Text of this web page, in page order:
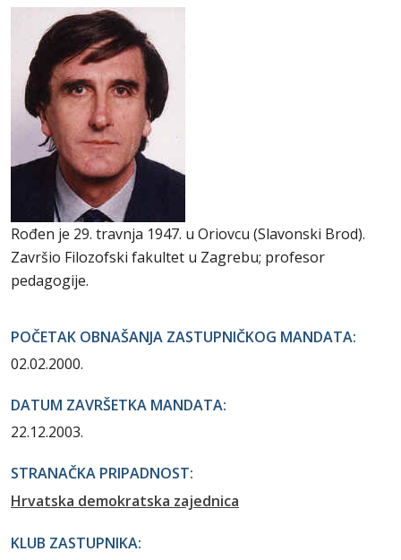
Rođen je 29. travnja 1947. u Oriovcu (Slavonski Brod).
Završio Filozofski fakultet u Zagrebu; profesor
pedagogije.
POČETAK OBNAŠANJA ZASTUPNIČKOG MANDATA:
02.02.2000.
DATUM ZAVRŠETKA MANDATA:
22.12.2003.
STRANAČKA PRIPADNOST:
Hrvatska demokratska zajednica
KLUB ZASTUPNIKA: